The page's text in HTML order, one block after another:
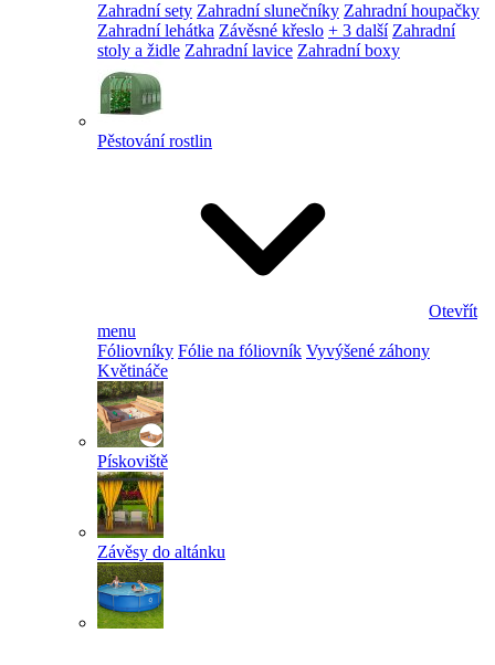
Zahradní sety Zahradní slunečníky Zahradní houpačky
Zahradní lehátka Závěsné křeslo + 3 další Zahradní
stoly a židle Zahradní lavice Zahradní boxy
Pěstování rostlin
Otevřít
menu
Fóliovníky Fólie na fóliovník Vyvýšené záhony
Květináče
Pískoviště
Závěsy do altánku